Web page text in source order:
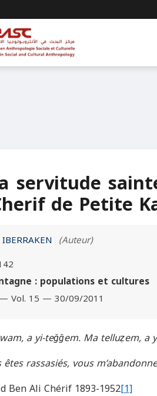
servitude
de Petite
(Auteur)
: populations et cultures
Vol. 15 — 30/09/2011
a yi-teǧǧem.Ma telluẓem, a
êtes rassasiés, vous
Ben Ali Chérif 1893-1952[1]